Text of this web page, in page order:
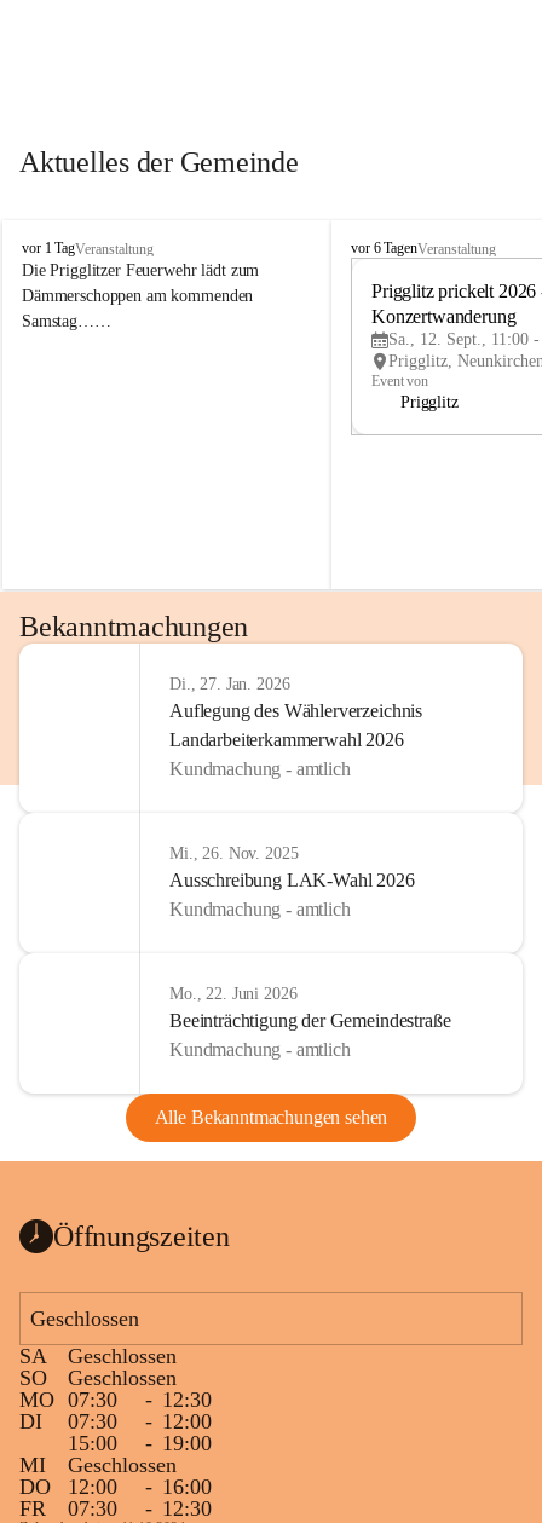
Aktuelles der Gemeinde
P
r
i
g
vor 1 TagVeranstaltung
Die Prigglitzer Feuerwehr lädt zum
Dämmerschoppen am kommenden
Samstag……
P
vor 6 TagenVeranstaltung
Prigglitz prickelt 2026
Konzertwanderung
Sa., 12. Sept., 11:00
Event von
Prigglitz
Bekanntmachungen
Di., 27. Jan. 2026
Auflegung des Wählerverzeichnis
Landarbeiterkammerwahl 2026
Kundmachung - amtlich
Mi., 26. Nov. 2025
Ausschreibung LAK-Wahl 2026
Kundmachung - amtlich
Mo., 22. Juni 2026
Beeinträchtigung der Gemeindestraße
Kundmachung - amtlich
Alle Bekanntmachungen sehen
Öffnungszeiten
Geschlossen
SA
Geschlossen
SO
Geschlossen
MO 07:30 - 12:30
DI
07:30 - 12:00
15:00
- 19:00
MI
Geschlossen
DO
12:00 - 16:00
FR
07:30 - 12:30